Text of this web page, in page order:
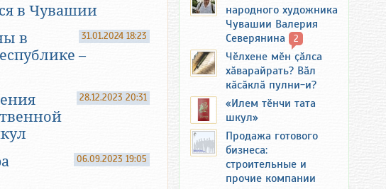
в Чувашии
31.01.2024 18:23
в
–
28.12.2023 20:31
06.09.2023 19:05
народного художника
Чувашии Валерия
Северянина
2
Чӗлхене мӗн ҫӑлса
хӑварайрать? Вӑл
кӑсӑклӑ пулни-и?
«Илем тӗнчи тата
шкул»
Продажа готового
бизнеса:
строительные и
прочие компании